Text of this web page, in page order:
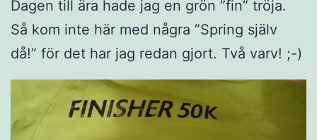
Dagen till ära hade jag en grön ”fin” tröja.
Så kom inte här med några ”Spring själv
då!” för det har jag redan gjort. Två varv! ;-)